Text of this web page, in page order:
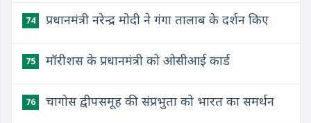
74 ​प्रधानमंत्री नरेन्द्र मोदी ने गंगा तालाब के दर्शन किए
75 ​मॉरीशस के प्रधानमंत्री को ओसीआई कार्ड
76 ​चागोस द्वीपसमूह की संप्रभुता को भारत का समर्थन